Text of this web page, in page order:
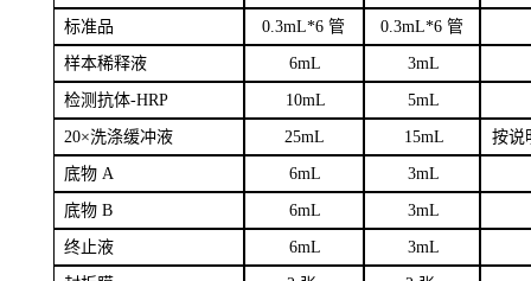
标准品 0.3mL*6 管 0.3mL*6 管
样本稀释液 6mL 3mL
检测抗体-HRP 10mL 5mL
20×洗涤缓冲液 25mL 15mL 按说
底物A 6mL 3mL
底物B 6mL 3mL
终止液 6mL 3mL